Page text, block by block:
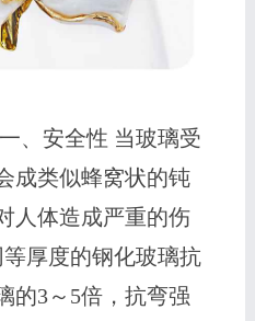
、安全性 当玻璃受
成类似蜂窝状的钝
人体造成严重的伤
厚度的钢化玻璃抗
的3～5倍，抗弯强